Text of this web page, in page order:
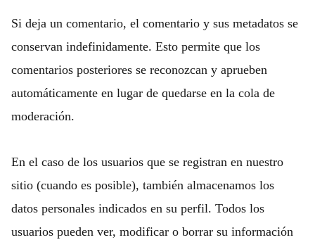
Si deja un comentario, el comentario y sus metadatos se
conservan indefinidamente. Esto permite que los
comentarios posteriores se reconozcan y aprueben
automáticamente en lugar de quedarse en la cola de
moderación.
En el caso de los usuarios que se registran en nuestro
sitio (cuando es posible), también almacenamos los
datos personales indicados en su perfil. Todos los
usuarios pueden ver, modificar o borrar su información